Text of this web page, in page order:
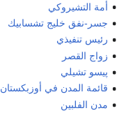
أمة التشيروكي
جسر-نفق خليج تشسابيك
رئيس تنفيذي
زواج القصر
پيسو تشيلي
قائمة المدن في أوزبكستان
مدن الفلبين